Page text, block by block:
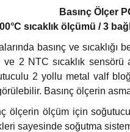
Basınç Ölçer
sıcaklık ölçümü / 3
basınç ve
2 NTC sıcaklık
2 yollu metal valf
Basınç ölçerin
ölçüm için
sayesinde soğutma